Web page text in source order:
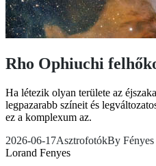
Rho Ophiuchi
Ha létezik olyan területe az
legpazarabb színeit és
ez a komplexum az.
2026-06-17AsztrofotókBy
Lorand Fenyes